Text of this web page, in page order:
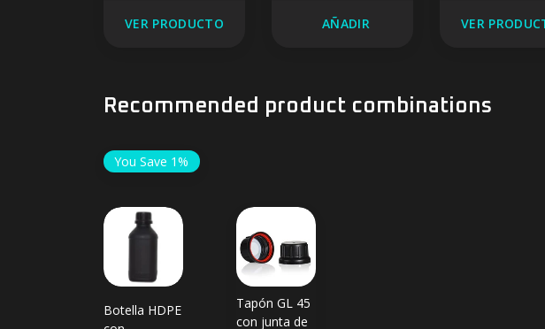
VER PRODUCTO AÑADIR VER
Recommended product combinations
You Save 1%
Botella HDPE
Tapón GL 45
con junta de